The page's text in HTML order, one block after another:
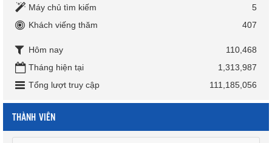
Máy chủ tìm kiếm
5
Khách viếng thăm
407
Hôm nay
110,468
Tháng hiện tại
1,313,987
Tổng lượt truy cập
111,185,056
THÀNH VIÊN